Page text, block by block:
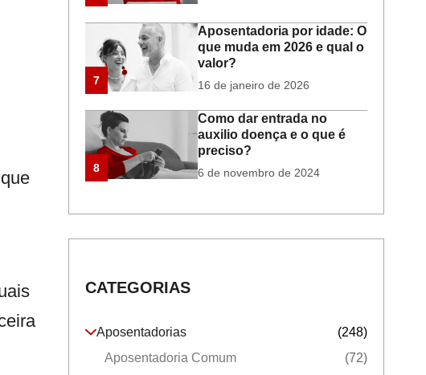
7
Aposentadoria por idade: O
que muda em 2026 e qual o
valor?
16 de janeiro de 2026
8
Como dar entrada no
auxilio doença e o que é
preciso?
6 de novembro de 2024
CATEGORIAS
Aposentadorias
(248)
Aposentadoria Comum
(72)